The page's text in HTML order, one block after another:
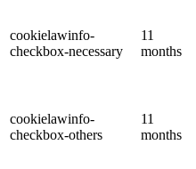
cookielawinfo-
checkbox-necessary
11
months
cookielawinfo-
checkbox-others
11
months